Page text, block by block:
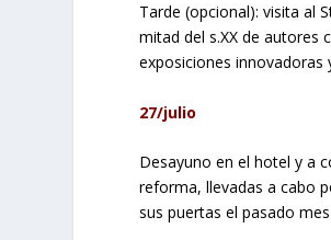
Tarde (opcional): visita al
mitad del s.XX de autores
exposiciones
27/julio
Desayuno en el hotel y a
reforma, llevadas a cabo
sus puertas el pasado